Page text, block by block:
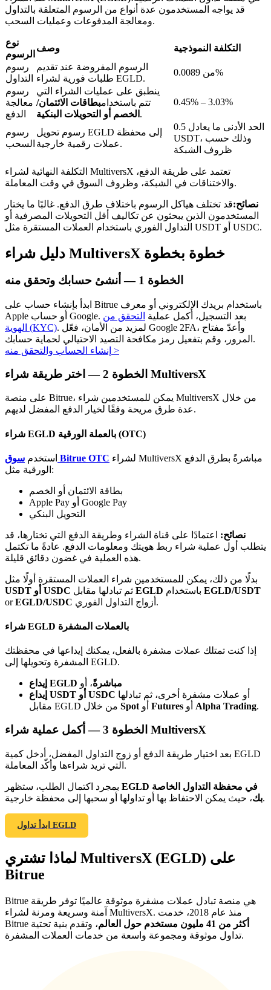
عمليات احتجاز BTR
استثمارات حصرية لحاملي BTR
القروض
خدمة الاقتراض المدعومة بالعملات المشفرة
الاستثمار التلقائي
احصل على أرباح طويلة الأجل وفوائد مرنة
تعلم الستاكينغ
Bitrue
AI
شركاء بيترو
شركاء Bitrue
تصل العمولات إلى 65٪!
الإحالة
قم بدعوة صديق لتحصل على مكافآت نقدية
قد يواجه المستخدمون عدة أنواع من الرسوم المتعلقة بالتداول
ومعالجة المدفوعات وعمليات السحب.
نوع
الرسوم
وصف
التكلفة النموذجية
رسوم
التداول
الرسوم المفروضة عند تقديم
طلبات فورية لشراء EGLD.
من 0.0089%
رسوم
معالجة
الدفع
ينطبق على عمليات الشراء التي
تتم باستخدامبطاقات الائتمان/
الخصم أو التحويلات البنكية .
0.45% – 3.03%
رسوم
السحب
رسوم تحويل EGLD إلى محفظة
عملات رقمية خارجية.
الحد الأدنى ما يعادل 0.5
USDT، وذلك حسب
ظروف الشبكة
التكلفة النهائية لشراء MultiversX تعتمد على طريقة الدفع،
والاختناقات في الشبكة، وظروف السوق في وقت المعاملة.
نصائح:قد تختلف هياكل الرسوم باختلاف طرق الدفع. غالبًا ما يختار
المستخدمون الذين يبحثون عن تكاليف أقل التحويلات المصرفية أو
التداول الفوري باستخدام العملات المستقرة مثل USDT أو USDC.
دليل شراء MultiversX خطوة بخطوة
الخطوة أنشئ حسابك وتحقق منه
ابدأ بإنشاء حساب على Bitrue باستخدام بريدك الإلكتروني أو معرف
Apple أو حساب Google. بعد التسجيل، أكمل عملية التحقق من
الهوية (KYC). لمزيد من الأمان، فعّل Google 2FA، وأعدّ مفتاح
المرور، وقم بتفعيل رمز مكافحة التصيد الاحتيالي لحماية حسابك.
إنشاء الحساب والتحقق منه >
الخطوة اختر طريقة شراء MultiversX
على منصة Bitrue، يمكن للمستخدمين شراء MultiversX من خلال
عدة طرق مريحة وفقًا لخيار الدفع المفضل لديهم.
شراء EGLD بالعملة الورقية (OTC)
استخدم سوق Bitrue OTC
الورقية مثل:
بطاقة الائتمان أو الخصم
Apple Pay أو Google Pay
التحويل البنكي
نصائح: اعتمادًا على قناة الشراء وطريقة الدفع التي تختارها، قد
يتطلب أول عملية شراء ربط هويتك ومعلومات الدفع. عادةً ما تكتمل
هذه العملية في غضون دقائق قليلة.
بدلًا من ذلك، يمكن للمستخدمين شراء العملات المستقرة أولًا مثل
USDT أو USDC
EGLD
EGLD/USDT
orEGLD/USDC أزواج التداول الفوري.
شراء EGLD بالعملات المشفرة
إذا كنت تمتلك عملات مشفرة بالفعل، يمكنك إيداعها في محفظتك
المشفرة وتحويلها إلى EGLD.
إيداع EGLD مباشرةً، أو
إيداع USDT أو USDC
Spot Futures Alpha Trading.
الخطوة أكمل عملية شراء MultiversX
بعد اختيار طريقة الدفع أو زوج التداول المفضل، أدخل كمية EGLD
التي تريد شراءها وأكّد المعاملة.
EGLD في محفظة التداول الخاصة
بك، حيث يمكن الاحتفاظ بها أو تداولها أو سحبها إلى محفظة خارجية.
ابدأ تداول EGLD
لماذا تشتري MultiversX (EGLD) على
Bitrue
Bitrue هي منصة تبادل عملات مشفرة موثوقة عالميًا توفر طريقة
آمنة وسريعة ومرنة لشراء MultiversX. منذ عام 2018، خدمت
Bitrue
أكثر من 41 مليون مستخدم حول العالم
، وتقدم بنية تحتية
تداول موثوقة ومجموعة واسعة من خدمات العملات المشفرة.